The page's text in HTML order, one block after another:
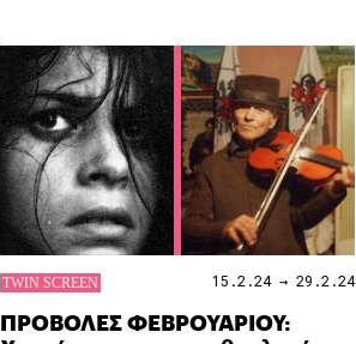
15.2.24 → 29.2.24
ΠΡΟΒΟΛΕΣ ΦΕΒΡΟΥΑΡΙΟΥ: